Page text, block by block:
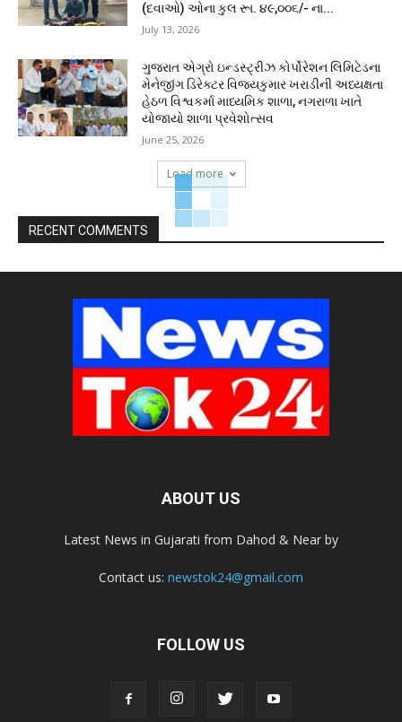
(દવાઓ) ઓના કુલ રૂા. ૪૯,૦૦૬/- ના...
July 13, 2026
ગુજરાત એગ્રો ઇન્ડસ્ટ્રીઝ કોર્પોરેશન લિમિટેડના
મેનેજીંગ ડિરેક્ટર વિજયકુમાર ખરાડીની અધ્યક્ષતા
હેઠળ વિશ્વકર્મા માધ્યમિક શાળા, નગરાળા ખાતે
યોજાયો શાળા પ્રવેશોત્સવ
June 25, 2026
Load more
RECENT COMMENTS
ABOUT US
Latest News in Gujarati from Dahod & Near by
Contact us: newstok24@gmail.com
FOLLOW US